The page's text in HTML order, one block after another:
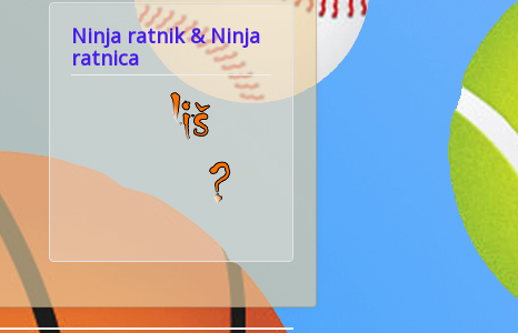
Ninja ratnik & Ninja
ratnica